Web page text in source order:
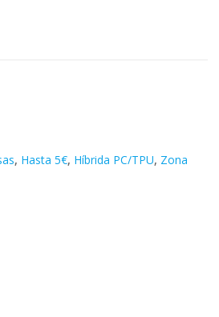
CON PROTECCION
, Hasta 5€, Híbrida PC/TPU, Zona